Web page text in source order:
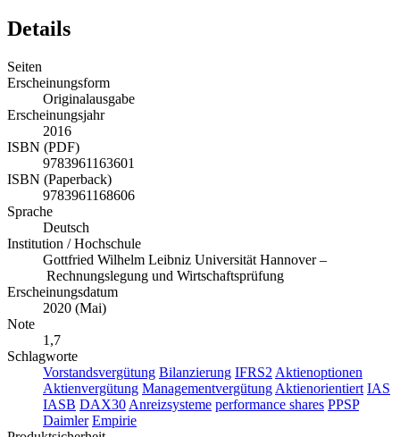
Seiten
Erscheinungsform
Originalausgabe
Erscheinungsjahr
2016
ISBN (PDF)
9783961163601
ISBN (Paperback)
9783961168606
Sprache
Deutsch
Institution / Hochschule
Gottfried Wilhelm Leibniz Universität Hannover –
Rechnungslegung und Wirtschaftsprüfung
Erscheinungsdatum
1,7
Schlagworte
Vorstandsvergütung Bilanzierung IFRS2 Aktienoptionen
Aktienvergütung ManagementvergütungAktienorientiert
IASB DAX30Anreizsysteme